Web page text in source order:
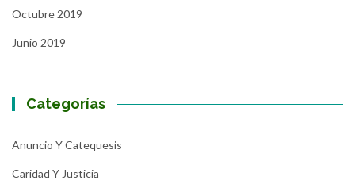
Octubre 2019
Junio 2019
Categorías
Anuncio Y Catequesis
Caridad Y Justicia